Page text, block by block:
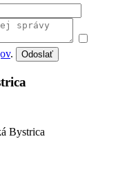
. Odoslať
Bystrica